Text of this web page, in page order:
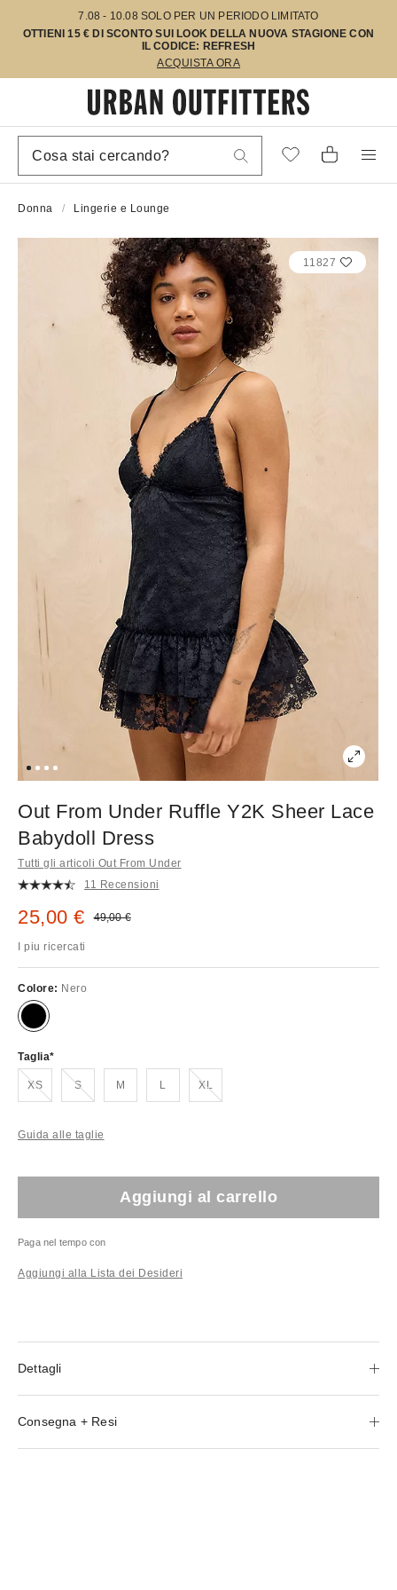
7.08 - 10.08 SOLO PER UN PERIODO LIMITATO
OTTIENI 15 € DI SCONTO SUI LOOK DELLA NUOVA STAGIONE CON
IL CODICE: REFRESH
ACQUISTA ORA
Donna Lingerie e Lounge
11827
Out From Under Ruffle Y2K Sheer Lace
Babydoll Dress
Tutti gli articoli Out From Under
11 Recensioni
Prezzo di vendita:
25,00 € Prezzo originale:
49,00 €
I piu ricercati
Colore: Nero
Taglia
XSEsaurito!
SEsaurito!
M L XLEsaurito!
Guida alle taglie
Aggiungi al carrello
Paga nel tempo con
Aggiungi alla Lista dei Desideri
Dettagli
Consegna + Resi